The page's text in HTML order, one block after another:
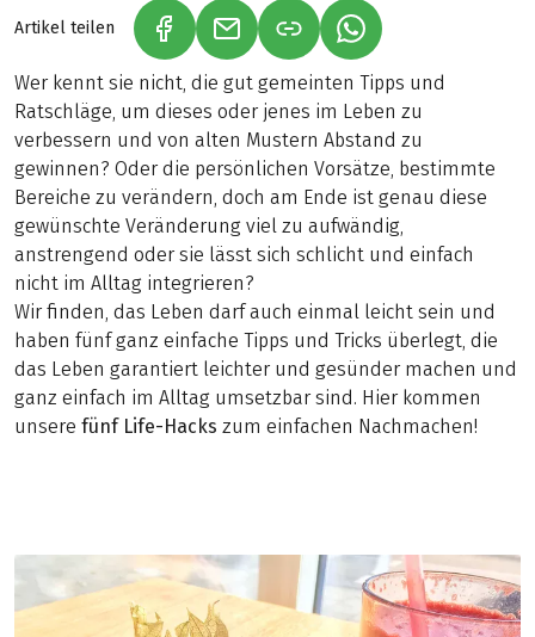
Artikel teilen (LINK ÖFFNET IN NEUEM TAB)
(LINK ÖFFNET IN NEUEM TAB)
(LINK ÖFFNET IN
Wer kennt sie nicht, die gut gemeinten Tipps und
Ratschläge, um dieses oder jenes im Leben zu
verbessern und von alten Mustern Abstand zu
gewinnen? Oder die persönlichen Vorsätze, bestimmte
Bereiche zu verändern, doch am Ende ist genau diese
gewünschte Veränderung viel zu aufwändig,
anstrengend oder sie lässt sich schlicht und einfach
nicht im Alltag integrieren?
Wir finden, das Leben darf auch einmal leicht sein und
haben fünf ganz einfache Tipps und Tricks überlegt, die
das Leben garantiert leichter und gesünder machen und
ganz einfach im Alltag umsetzbar sind. Hier kommen
unsere fünf Life-Hacks zum einfachen Nachmachen!